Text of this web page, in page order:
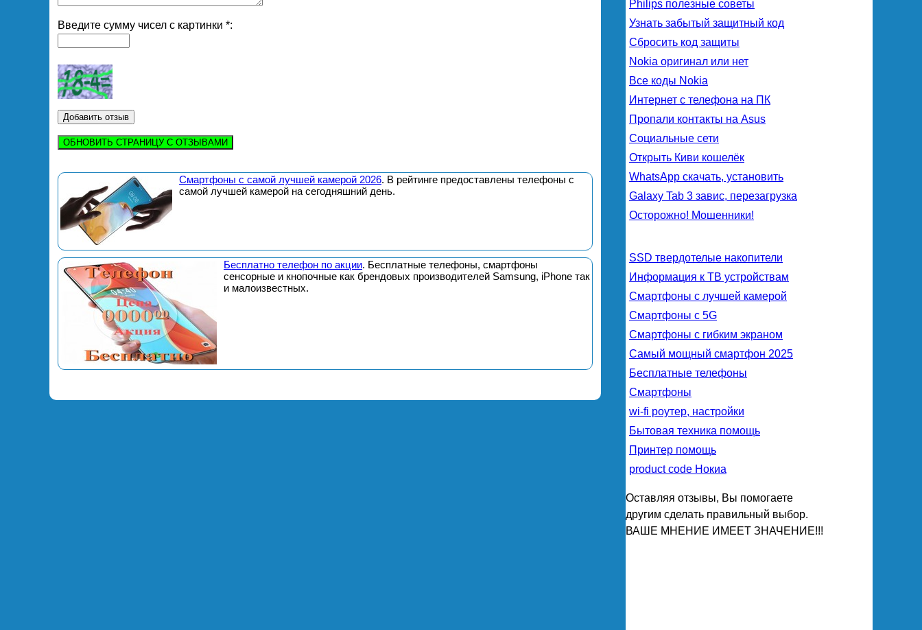
Введите сумму чисел с картинки *:
ОБНОВИТЬ СТРАНИЦУ С ОТЗЫВАМИ
Смартфоны с самой лучшей камерой 2026. В рейтинге предоставлены телефоны с
самой лучшей камерой на сегодняшний день.
Бесплатно телефон по акции. Бесплатные телефоны, смартфоны
сенсорные и кнопочные как брендовых производителей Samsung, iPhone так
и малоизвестных.
Philips полезные советы
Узнать забытый защитный код
Сбросить код защиты
Nokia оригинал или нет
Все коды Nokia
Интернет с телефона на ПК
Пропали контакты на Asus
Социальные сети
Открыть Киви кошелёк
WhatsApp скачать, установить
Galaxy Tab 3 завис, перезагрузка
Осторожно! Мошенники!
SSD твердотелые накопители
Информация к ТВ устройствам
Смартфоны с лучшей камерой
Смартфоны с 5G
Смартфоны с гибким экраном
Самый мощный смартфон 2025
Бесплатные телефоны
Смартфоны
wi-fi роутер, настройки
Бытовая техника помощь
Принтер помощь
product code Нокиа
Оставляя отзывы, Вы помогаете
другим сделать правильный выбор.
ВАШЕ МНЕНИЕ ИМЕЕТ ЗНАЧЕНИЕ!!!